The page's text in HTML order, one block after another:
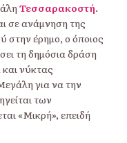
Τεσσαρακοστή.
σε ανάµνηση της
στην έρηµο, ο όποιος
τη δηµόσια δράση
νύκτας
για να την
των
«Μικρή», επειδή